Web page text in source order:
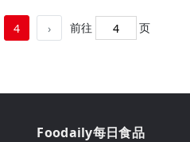
4 › 前往 页
Foodaily每日食品